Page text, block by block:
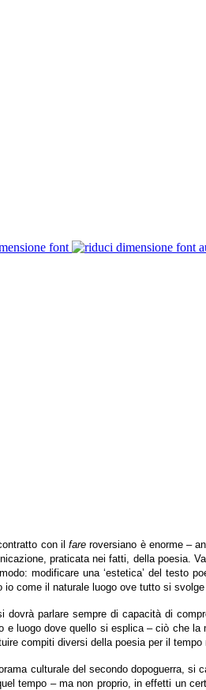
font
con ilfare roversiano è enorme –
praticata nei fatti, della poesia.
modificare una ‘estetica’ del testo
come il naturale luogo ove tutto si
dovrà parlare sempre di capacità di
e luogo dove quello si esplica – ciò che
compiti diversi della poesia per il tempo
culturale del secondo dopoguerra,
tempo – ma non proprio, in effetti un